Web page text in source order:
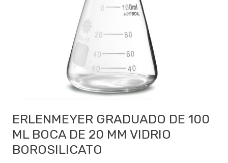
ERLENMEYER GRADUADO DE 100
ML BOCA DE 20 MM VIDRIO
BOROSILICATO